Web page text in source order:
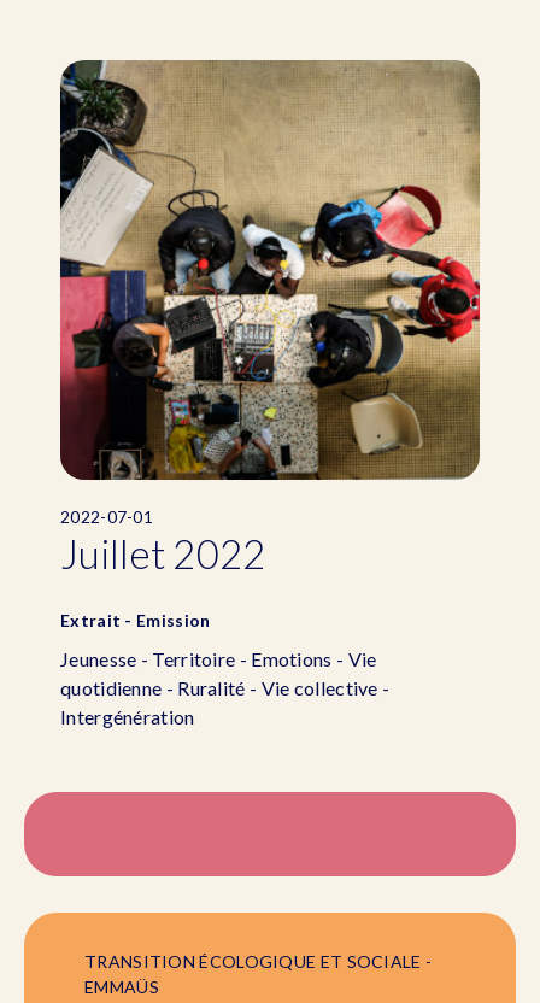
2022-07-01
Juillet 2022
Extrait - Emission
Jeunesse - Territoire - Emotions - Vie
quotidienne - Ruralité - Vie collective -
Intergénération
TRANSITION ÉCOLOGIQUE ET SOCIALE -
EMMAÜS